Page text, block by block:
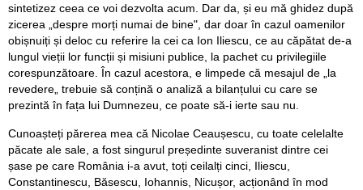
sintetizez ceea ce voi dezvolta acum. Dar da, și eu mă ghidez după
zicerea „despre morți numai de bine", dar doar în cazul oamenilor
obișnuiți și deloc cu referire la cei ca Ion Iliescu, ce au căpătat de-a
lungul vieții lor funcții și misiuni publice, la pachet cu privilegiile
corespunzătoare. În cazul acestora, e limpede că mesajul de „la
revedere„ trebuie să conțină o analiză a bilanțului cu care se
prezintă în fața lui Dumnezeu, ce poate să-i ierte sau nu.
Cunoașteți părerea mea că Nicolae Ceaușescu, cu toate celelalte
păcate ale sale, a fost singurul președinte suveranist dintre cei
șase pe care România i-a avut, toți ceilalți cinci, Iliescu,
Constantinescu, Băsescu, Iohannis, Nicușor, acționând în mod